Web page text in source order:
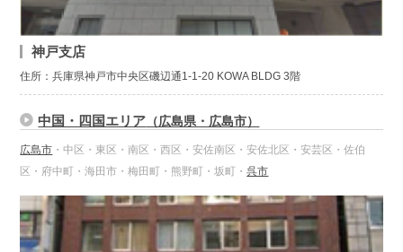
神戸支店
住所：兵庫県神戸市中央区磯辺通1-1-20 KOWA BLDG 3階
中国・四国エリア （広島県・広島市）
広島市 ・中区・東区・南区・西区・安佐南区・安佐北区・安芸区・佐伯
区・府中町・海田市・梅田町・熊野町・坂町・呉市